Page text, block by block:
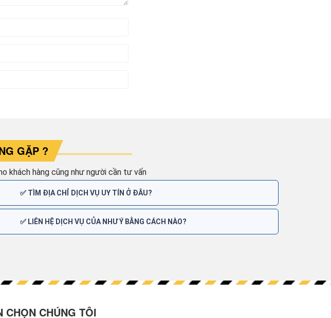
GẶP ?
khách hàng cũng như người cần tư vấn
✅ TÌM ĐỊA CHỈ DỊCH VỤ UY TÍN Ở ĐÂU?
✅ LIÊN HỆ DỊCH VỤ CỦA NHƯ Ý BẰNG CÁCH NÀO?
CHỌN CHÚNG TÔI